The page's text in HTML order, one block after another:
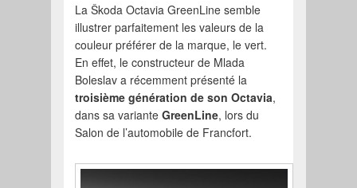
La Škoda Octavia GreenLine semble
illustrer parfaitement les valeurs de la
couleur préférer de la marque, le vert.
En effet, le constructeur de Mlada
Boleslav a récemment présenté la
troisième génération de son Octavia,
dans sa varianteGreenLine, lors du
Salon de l’automobile de Francfort.